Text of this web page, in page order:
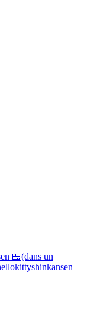
🍱(dans un